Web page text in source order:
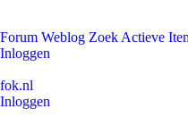
Forum Weblog Zoek Actieve
Inloggen
fok.nl
Inloggen